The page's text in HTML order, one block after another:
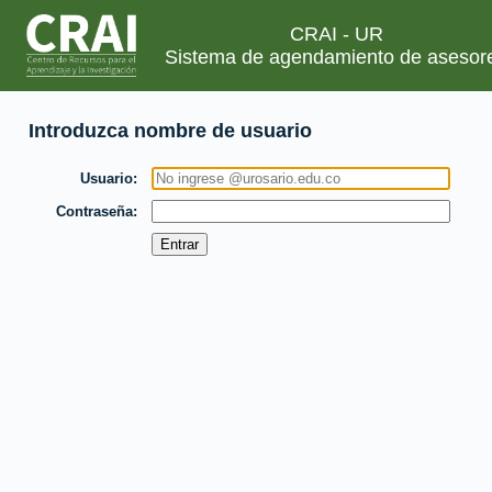
CRAI - UR
Sistema de agendamiento de
Introduzca nombre de usuario
Usuario
Contraseña